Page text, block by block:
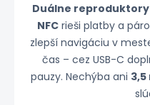
Duálne reproduktory
NFC rieši platby a
zlepší navigáciu v
čas – cez USB-C
pauzy. Nechýba ani